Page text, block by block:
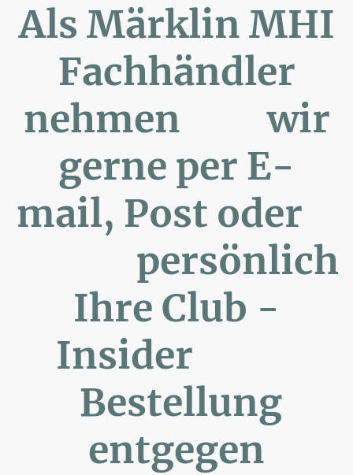
Als Märklin MHI
Fachhändler
nehmen wir
gerne per E-
mail, Post oder
persönlich
Ihre Club -
Insider
Bestellung
entgegen